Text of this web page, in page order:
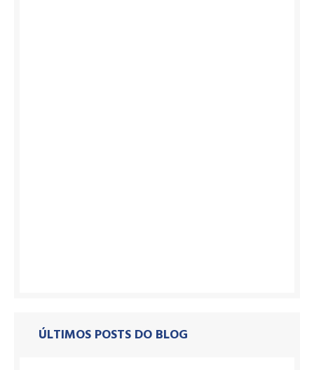
ÚLTIMOS POSTS DO BLOG